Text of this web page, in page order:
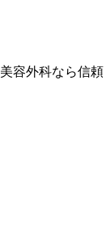
容外科なら信頼